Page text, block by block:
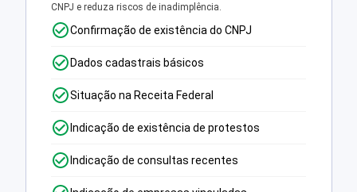
CNPJ e reduza riscos de inadimplência.
Confirmação de existência do CNPJ
Dados cadastrais básicos
Situação na Receita Federal
Indicação de existência de protestos
Indicação de consultas recentes